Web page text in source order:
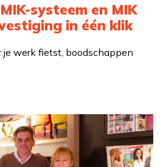
systeem en MIK
in één klik
je werk fietst, boodschappen